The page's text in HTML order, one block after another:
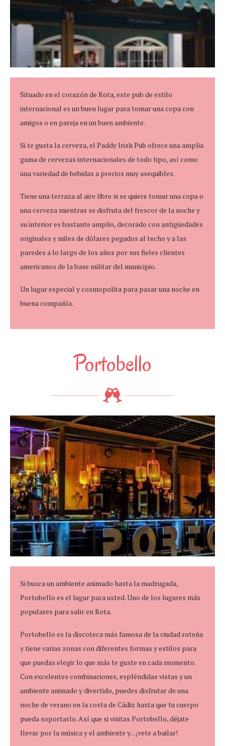
Situado en el corazón de Rota, este pub de estilo
internacional es un buen lugar para tomar una copa con
amigos o en pareja en un buen ambiente.
Si te gusta la cerveza, el Paddy Irish Pub ofrece una amplia
gama de cervezas internacionales de todo tipo, así como
una variedad de bebidas a precios muy asequibles.
Tiene una terraza al aire libre si se quiere tomar una copa o
una cerveza mientras se disfruta del frescor de la noche y
su interior es bastante amplio, decorado con antigüedades
originales y miles de dólares pegados al techo y a las
paredes a lo largo de los años por sus fieles clientes
americanos de la base militar del municipio.
Un lugar especial y cosmopolita para pasar una noche en
buena compañía.
Portobello
Si busca un ambiente animado hasta la madrugada,
Portobello es el lugar para usted. Uno de los lugares más
populares para salir en Rota.
Portobello es la discoteca más famosa de la ciudad roteña
y tiene varias zonas con diferentes formas y estilos para
que puedas elegir lo que más te guste en cada momento.
Con excelentes combinaciones, espléndidas vistas y un
ambiente animado y divertido, puedes disfrutar de una
noche de verano en la costa de Cádiz hasta que tu cuerpo
pueda soportarlo. Así que si visitas Portobello, déjate
llevar por la música y el ambiente y... ¡vete a bailar!